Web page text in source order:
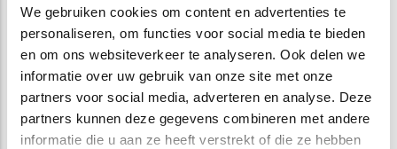
We gebruiken cookies om content en advertenties te
personaliseren, om functies voor social media te bieden
en om ons websiteverkeer te analyseren. Ook delen we
informatie over uw gebruik van onze site met onze
partners voor social media, adverteren en analyse. Deze
partners kunnen deze gegevens combineren met andere
informatie die u aan ze heeft verstrekt of die ze hebben
visstandbemonsteringen met onze eigen vangtuigen.
Wanneer nodig gebruiken wij ook innovatieve methodes
zoalse-DNAoftelemetrisch onderzoek.
GERELATEERDE PROJECTEN